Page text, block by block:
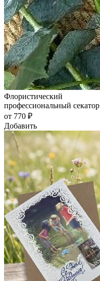
Флористический
профессиональный секатор
от 770 ₽
Добавить